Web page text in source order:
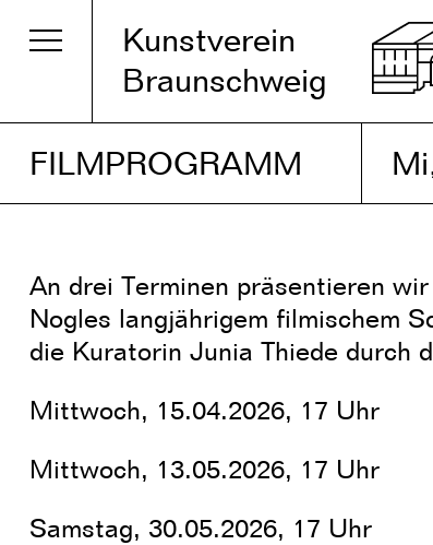
Kunstverein
Braunschweig
FILMPROGRAMM
An drei Terminen präsentieren
Nogles langjährigem filmischem
die Kuratorin Junia Thiede durch
Mittwoch, 15.04.2026, 17 Uhr
Mittwoch, 13.05.2026, 17 Uhr
Samstag, 30.05.2026, 17 Uhr